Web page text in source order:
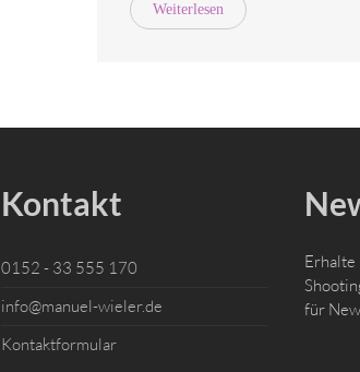
Weiterlesen
Kontakt
0152 - 33 555 170
info@manuel-wieler.de
Kontaktformular
Erhalte
für